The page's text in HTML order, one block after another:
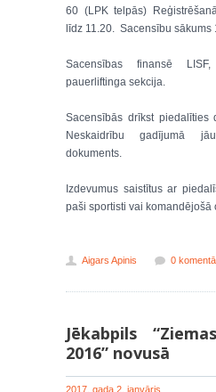
60 (LPK telpās)
līdz 11.20. Sacensību sākums
Sacensības finansē
pauerliftinga sekcija.
Sacensībās drīkst piedalīties
Neskaidrību gadījumā
dokuments.
Izdevumus saistītus ar
paši sportisti vai komandējošā
Aigars Apinis 0
Jēkabpils
2016” novusā
2017. gada 2. janvāris